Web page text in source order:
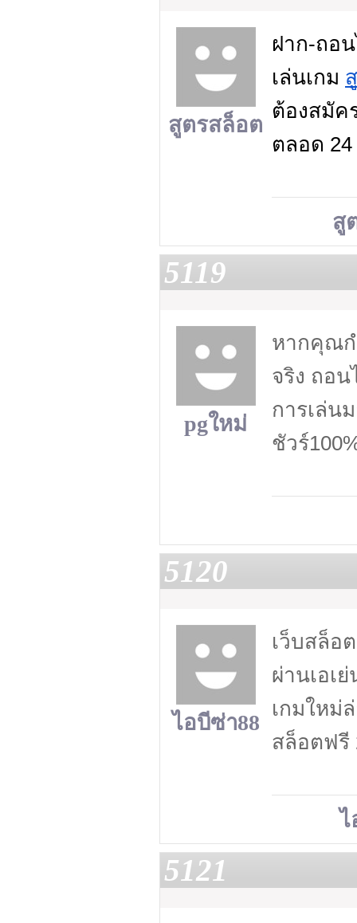
สูตรสล็อต
ฝาก-ถอ
เล่นเกม
ต้องสมัค
ตลอด
สู
5119
pgใหม่
หากคุณก
จริง ถอน
การเล่น
ชัวร์
5120
ไอบีซ่า88
เว็บสล็อ
ผ่านเอเ
เกมใหม่
สล็อตฟรี
ไ
5121